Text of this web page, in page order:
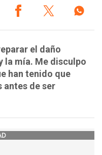
el daño
la mía. Me disculpo
han tenido que
antes de ser